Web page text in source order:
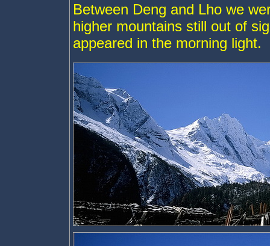
Between Deng and Lho we
higher mountains still out of
appeared in the morning light.